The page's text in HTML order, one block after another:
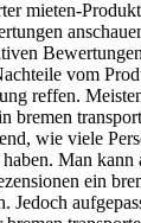
mieten-
vom
reffen.
bremen
wie viele
Man kann
ein
Jedoch